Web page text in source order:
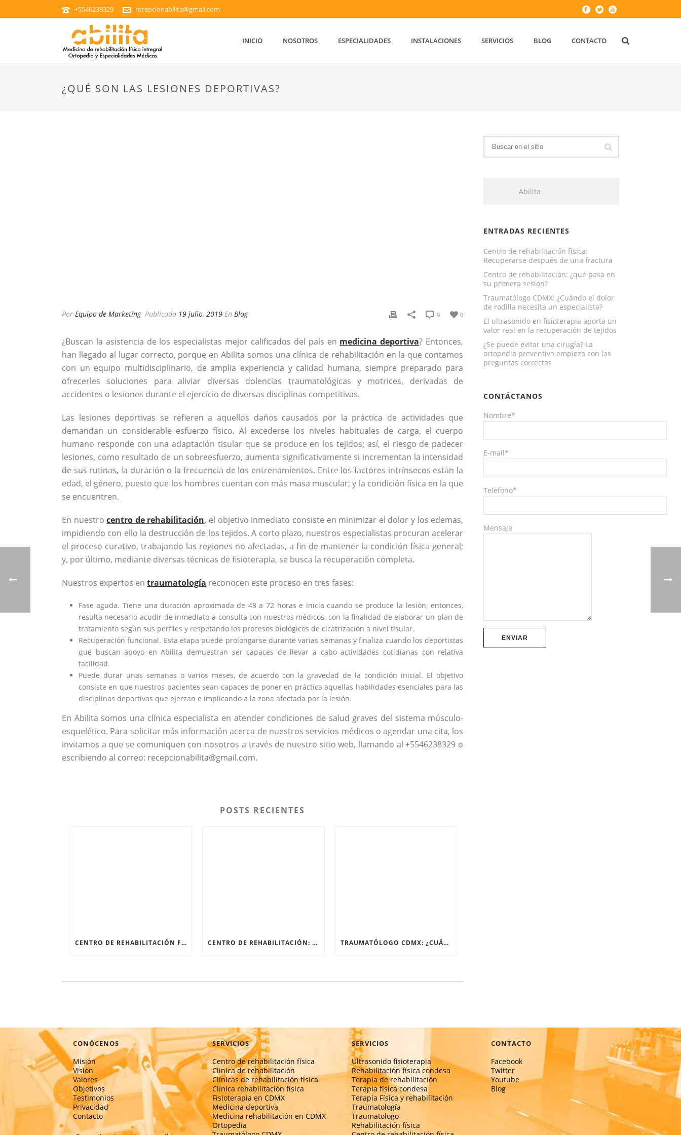
+5546238329 recepcionabilita@gmail.com
INICIO NOSOTROS ESPECIALIDADES INSTALACIONES SERVICIOS BLOG CONTACTO
¿QUÉ SON LAS LESIONES DEPORTIVAS?
Por Equipo de Marketing Publicado 19 julio, 2019 En Blog 0
0
¿Buscan la asistencia de los especialistas mejor calificados del país en medicina deportiva? Entonces,
han llegado al lugar correcto, porque en Abilita somos una clínica de rehabilitación en la que contamos
con un equipo multidisciplinario, de amplia experiencia y calidad humana, siempre preparado para
ofrecerles soluciones para aliviar diversas dolencias traumatológicas y motrices, derivadas de
accidentes o lesiones durante el ejercicio de diversas disciplinas competitivas.
Las lesiones deportivas se refieren a aquellos daños causados por la práctica de actividades que
demandan un considerable esfuerzo físico. Al excederse los niveles habituales de carga, el cuerpo
humano responde con una adaptación tisular que se produce en los tejidos; así, el riesgo de padecer
lesiones, como resultado de un sobreesfuerzo, aumenta significativamente si incrementan la intensidad
de sus rutinas, la duración o la frecuencia de los entrenamientos. Entre los factores intrínsecos están la
edad, el género, puesto que los hombres cuentan con más masa muscular; y la condición física en la que
se encuentren.
En nuestrocentro de rehabilitación, el objetivo inmediato consiste en minimizar el dolor y los edemas,
impidiendo con ello la destrucción de los tejidos. A corto plazo, nuestros especialistas procuran acelerar
el proceso curativo, trabajando las regiones no afectadas, a fin de mantener la condición física general;
y, por último, mediante diversas técnicas de fisioterapia, se busca la recuperación completa.
Nuestros expertos en traumatología reconocen este proceso en tres fases:
Fase aguda. Tiene una duración aproximada de 48 a 72 horas e inicia cuando se produce la lesión; entonces,
resulta necesario acudir de inmediato a consulta con nuestros médicos, con la finalidad de elaborar un plan de
tratamiento según sus perfiles y respetando los procesos biológicos de cicatrización a nivel tisular.
Recuperación funcional. Esta etapa puede prolongarse durante varias semanas y finaliza cuando los deportistas
que buscan apoyo en Abilita demuestran ser capaces de llevar a cabo actividades cotidianas con relativa
facilidad.
Puede durar unas semanas o varios meses, de acuerdo con la gravedad de la condición inicial. El objetivo
consiste en que nuestros pacientes sean capaces de poner en práctica aquellas habilidades esenciales para las
disciplinas deportivas que ejerzan e implicando a la zona afectada por la lesión.
En Abilita somos una clínica especialista en atender condiciones de salud graves del sistema músculo-
esquelético. Para solicitar más información acerca de nuestros servicios médicos o agendar una cita, los
invitamos a que se comuniquen con nosotros a través de nuestro sitio web, llamando al +5546238329 o
escribiendo al correo: recepcionabilita@gmail.com.
POSTS RECIENTES
CENTRO DE REHABILITACIÓN FÍSICA: RECUPERARSE DESPUÉS DE UNA FRACTURA CENTRO DE REHABILITACIÓN: ¿QUÉ PASA EN SU PRIMERA SESIÓN? TRAUMATÓLOGO CDMX: ¿CUÁNDO EL DOLOR DE RODILLA NECESITA UN ESPECIALISTA?
Abilita
ENTRADAS RECIENTES
Centro de rehabilitación física:
Recuperarse después de una fractura
Centro de rehabilitación: ¿qué pasa en
su primera sesión?
Traumatólogo CDMX: ¿Cuándo el dolor
de rodilla necesita un especialista?
El ultrasonido en fisioterapia aporta un
valor real en la recuperación de tejidos
¿Se puede evitar una cirugía? La
ortopedia preventiva empieza con las
preguntas correctas
CONTÁCTANOS
Nombre*
E-mail*
Teléfono*
Mensaje
CONÓCENOS
Misión
Visión
Valores
Objetivos
Testimonios
Privacidad
Contacto
SERVICIOS
Centro de rehabilitación física
Clínica de rehabilitación
Clínicas de rehabilitación física
Clínica rehabilitación física
Fisioterapia en CDMX
Medicina deportiva
Medicina rehabilitación en CDMX
Ortopedia
SERVICIOS
Ultrasonido fisioterapia
Rehabilitación física condesa
Terapia de rehabilitación
Terapia física condesa
Terapia Física y rehabilitación
Traumatología
Traumatologo
Rehabilitación física
CONTACTO
Facebook
Twitter
Youtube
Blog